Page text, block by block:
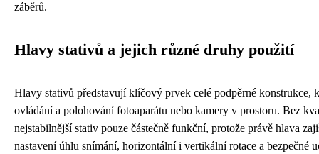
záběrů.
Hlavy stativů a jejich různé druhy použití
Hlavy stativů představují klíčový prvek celé podpěrné konstrukce,
ovládání a polohování fotoaparátu nebo kamery v prostoru. Bez
nejstabilnější stativ pouze částečně funkční, protože právě hlava
nastavení úhlu snímání, horizontální i vertikální rotace a bezpečné